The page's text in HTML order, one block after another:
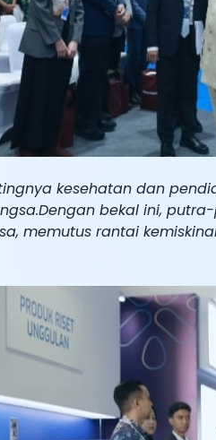
kesehatan dan
bekal ini,
memutus rantai